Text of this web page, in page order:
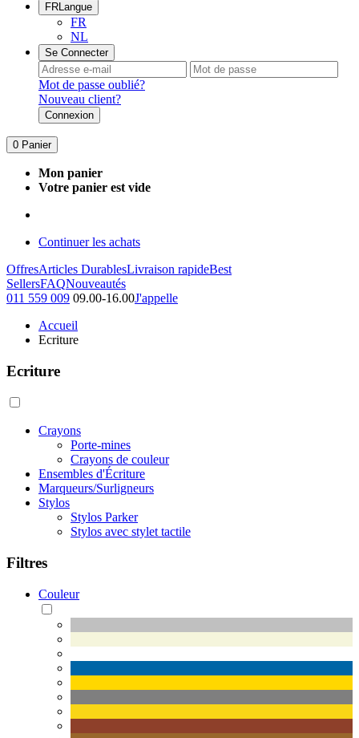
FRLangue
FR
NL
Se Connecter
Mot de passe oublié?
Nouveau client?
Connexion
0 Panier
Mon panier
Votre panier est vide
Continuer les achats
OffresArticles DurablesLivraison rapideBest
SellersFAQNouveautés
011 559 009 09.00-16.00J'appelle
Accueil
Ecriture
Ecriture
Crayons
Porte-mines
Crayons de couleur
Ensembles d'Écriture
Marqueurs/Surligneurs
Stylos
Stylos Parker
Stylos avec stylet tactile
Filtres
Couleur